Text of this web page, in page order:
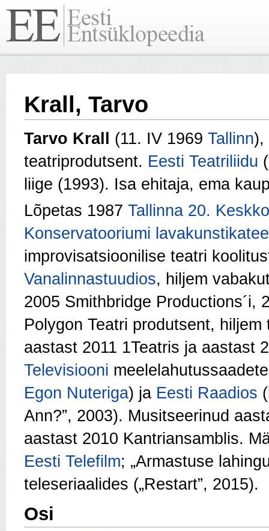
Krall, Tarvo
Tarvo Krall (11. IV 1969 Tallinn),
teatriprodutsent. Eesti Teatriliidu
liige (1993). Isa ehitaja, ema
Lõpetas 1987 Tallinna 20.
Konservatooriumi
improvisatsioonilise teatri
Vanalinnastuudios, hiljem
2005 Smithbridge Productions´i,
Polygon Teatri produtsent,
aastast 2011 1Teatris ja aastast
Televisiooni
Egon Nuteriga) ja Eesti Raadios
Ann?”, 2003). Musitseerinud
aastast 2010 Kantriansamblis.
Eesti Telefilm; „Armastuse
teleseriaalides („Restart”, 2015).
Osi